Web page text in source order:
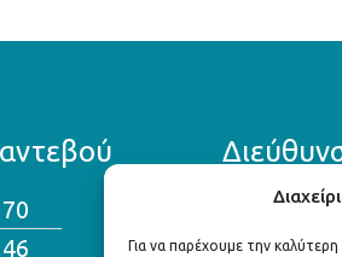
Για να παρέχουμε την
Λ.